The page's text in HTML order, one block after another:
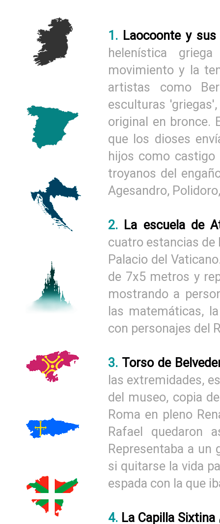
1. Laocoonte y
helenística
movimiento y la
artistas como
esculturas
original en bronce.
que los dioses
hijos como castigo
troyanos del
Agesandro,
2. La escuela de
cuatro estancias de
Palacio del
de 7x5 metros y
mostrando a
las matemáticas,
con personajes del
3. Torso de
las extremidades,
del museo, copia
Roma en pleno
Rafael quedaron
Representaba a un
si quitarse la vida
espada con la que
4. La Capilla Sixtina